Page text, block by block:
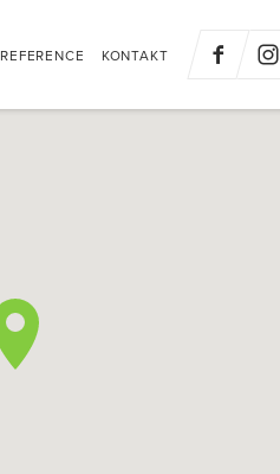
REFERENCE KONTAKT